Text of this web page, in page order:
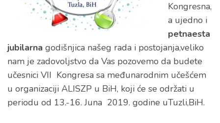
Kongresna,
a ujedno i
petnaesta
jubilarna godišnjica našeg rada i postojanja,veliko
nam je zadovoljstvo da Vas pozovemo da budete
učesnici VII Kongresa sa međunarodnim učešćem
u organizaciji ALISZP u BiH, koji će se održati u
periodu od 13.-16. Juna 2019. godine uTuzli,BiH.